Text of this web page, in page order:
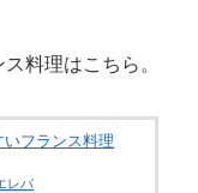
料理はこちら。
フランス料理
レバ